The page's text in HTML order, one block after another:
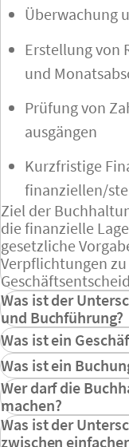
Überwachung
Erstellung von
und
Prüfung von
ausgängen
Kurzfristige
finanziellen/
Ziel der
die finanzielle
gesetzliche
Verpflichtungen
Was ist der
und Buchführung?
Die Begriffe
im allgemeinen
verwendet, sind
Buchhaltung
eines
verantwortlich ist.
eigentliche
Was ist ein
Ein
finanzielle
hat.
Kauf oder Verkauf
Gehaltszahlungen,
Was ist ein
Ein
Grundlage für die
Geschäftsvorfalls
Buchungsbelege
Wer darf die
machen?
Wer die
übernehmen darf,
Was ist der
zwischen